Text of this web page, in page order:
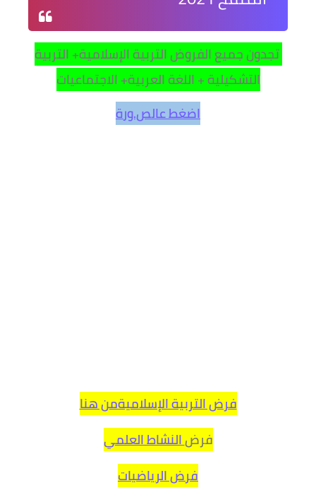
تجدون جميع الفروض التربية الإسلامية+ التربية
التشكيلية + اللغة العربية+ الاجتماعيات
اضغط عالص.ورة
فرض التربية الإسلاميةمن هنا
فرضالنشاط العلمي
فرض الرياضيات